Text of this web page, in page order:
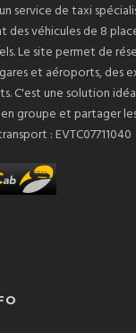
service de taxi
des véhicules de 8
Le site permet de
et aéroports, des
C'est une solution
groupe et partager
: EVTC07711040